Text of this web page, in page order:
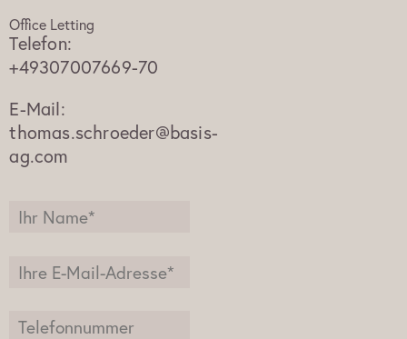
Office Letting
Telefon:
+49307007669-70
E-Mail:
thomas.schroeder@basis-
ag.com